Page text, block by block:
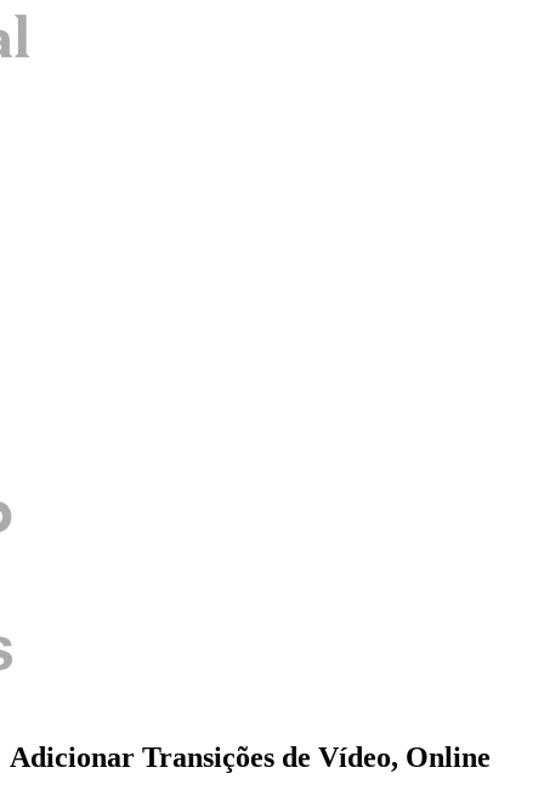
Adicionar Transições de Vídeo, Online